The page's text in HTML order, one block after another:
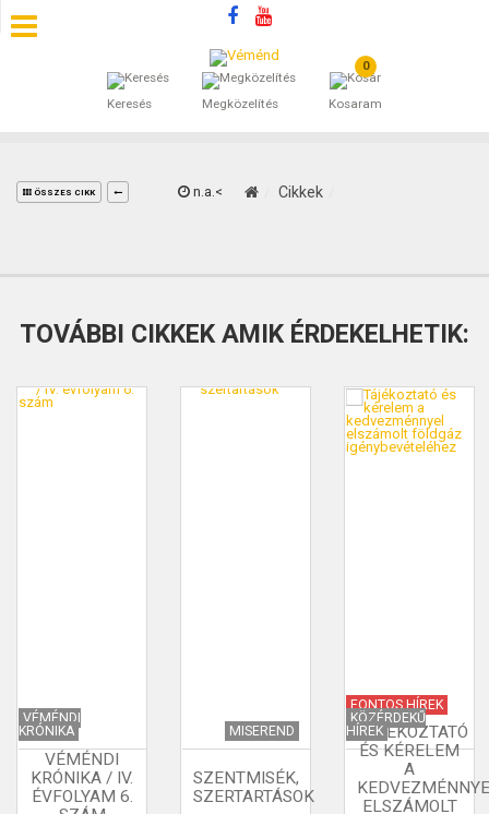
Keresés Megközelítés
0
Kosaram
SZÁLLÁSOK
ÁLTALÁNOS SZERZŐDÉSI FELTÉTELEK
ÖSSZES CIKK n.a.< Cikkek
TOVÁBBI CIKKEK AMIK ÉRDEKELHETIK:
VÉMÉNDI
KRÓNIKA
VÉMÉNDI
KRÓNIKA / IV.
ÉVFOLYAM 6.
MISEREND
SZENTMISÉK,
SZERTARTÁSOK
FONTOS HÍREK
KÖZÉRDEKŰ
HÍREK
TÁJÉKOZTATÓ
ÉS KÉRELEM
A
ELSZÁMOLT